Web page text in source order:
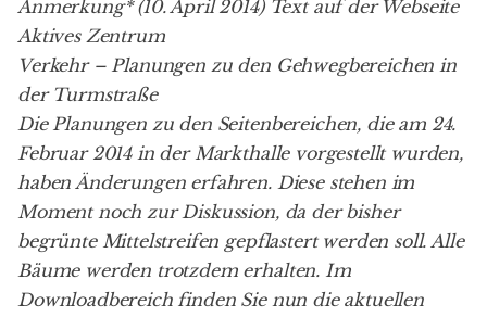
Anmerkung* (10. April 2014) Text auf der Webseite
Aktives Zentrum
Verkehr – Planungen zu den Gehwegbereichen in
der Turmstraße
Die Planungen zu den Seitenbereichen, die am 24.
Februar 2014 in der Markthalle vorgestellt wurden,
haben Änderungen erfahren. Diese stehen im
Moment noch zur Diskussion, da der bisher
begrünte Mittelstreifen gepflastert werden soll. Alle
Bäume werden trotzdem erhalten. Im
Downloadbereichfinden Sie nun die aktuellen